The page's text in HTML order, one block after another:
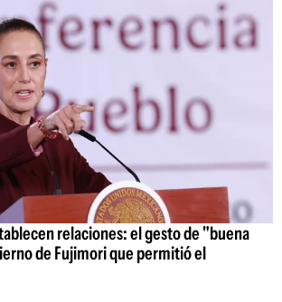
relaciones: el gesto de "buena
de Fujimori que permitió el